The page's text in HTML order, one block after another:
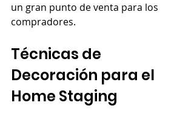
un gran punto de venta para los
compradores.
Técnicas de
Decoración para el
Home Staging